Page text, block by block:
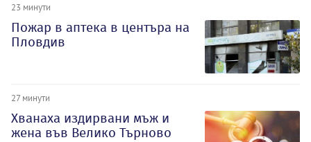
23 минути
Пожар в аптека в центъра на
Пловдив
27 минути
Хванаха издирвани мъж и
жена във Велико Търново